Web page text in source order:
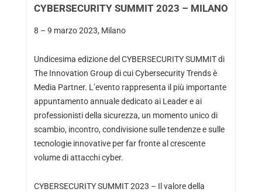
CYBERSECURITY SUMMIT 2023 – MILANO
8 – 9 marzo 2023, Milano
Undicesima edizione del CYBERSECURITY SUMMIT di
The Innovation Group di cui Cybersecurity Trends è
Media Partner. L’evento rappresenta il più importante
appuntamento annuale dedicato ai Leader e ai
professionisti della sicurezza, un momento unico di
scambio, incontro, condivisione sulle tendenze e sulle
tecnologie innovative per far fronte al crescente
volume di attacchi cyber.
CYBERSECURITY SUMMIT 2023 – Il valore della